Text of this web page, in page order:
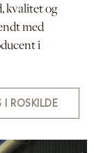
kvalitet og
med
i
I ROSKILDE